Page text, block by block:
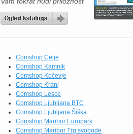
za nakup številnih
tehničnih izdelkov po
REALITY GLASSES, ki
dimenzije užitkov za samo
79, 99 €. Omogočajo vam
gledanje iz 360 stopinjske
perspektive. Uporabne
tako za vaše najljubše
filme, […]
Comshop Celje
Comshop Kamnik
Comshop Kočevje
Comshop Kranj
Comshop Lesce
Comshop Ljubljana BTC
Comshop Ljubljana Šiška
Comshop Maribor Europark
Comshop Maribor Trg svobode